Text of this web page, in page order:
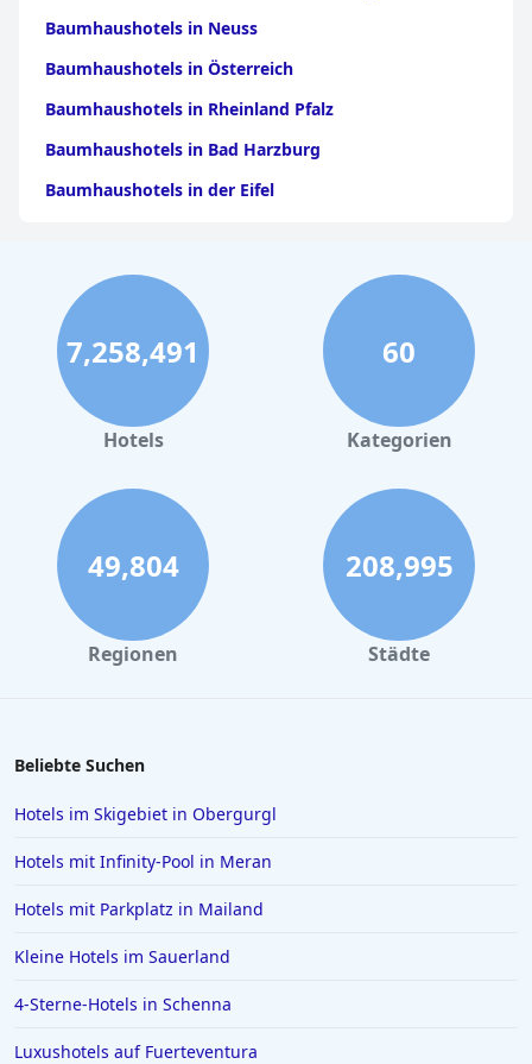
Baumhaushotels in Neuss
Baumhaushotels in Österreich
Baumhaushotels in Rheinland Pfalz
Baumhaushotels in Bad Harzburg
Baumhaushotels in der Eifel
Baumhaushotels im Sauerland
Baumhaushotels in Berlin
Baumhaushotels in Frankreich
Baumhaushotels in Schweden
Baumhaushotels in der Schweiz
7,258,491
Hotels
60
Kategorien
49,804
Regionen
208,995
Städte
Beliebte Suchen
Hotels im Skigebiet in Obergurgl
Hotels mit Infinity-Pool in Meran
Hotels mit Parkplatz in Mailand
Kleine Hotels im Sauerland
4-Sterne-Hotels in Schenna
Luxushotels auf Fuerteventura